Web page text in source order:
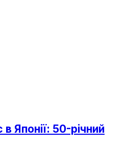
Японії: 50-річний